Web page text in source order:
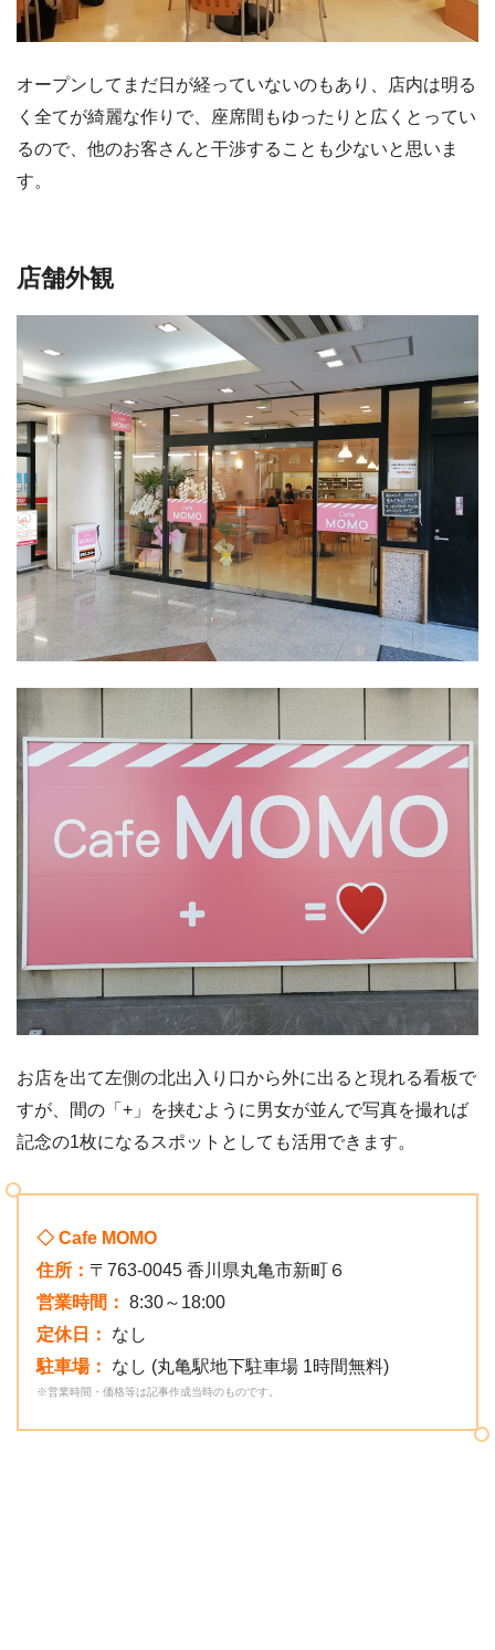
オープンしてまだ日が経っていないのもあり、店内は明る
く全てが綺麗な作りで、座席間もゆったりと広くとってい
るので、他のお客さんと干渉することも少ないと思いま
す。
店舗外観
お店を出て左側の北出入り口から外に出ると現れる看板で
すが、間の「+」を挟むように男女が並んで写真を撮れば
記念の1枚になるスポットとしても活用できます。
◇ Cafe MOMO
住所： 〒763-0045 香川県丸亀市新町６
営業時間： 8:30～18:00
定休日：
なし
駐車場：
なし (丸亀駅地下駐車場 1時間無料)
※営業時間・価格等は記事作成当時のものです。